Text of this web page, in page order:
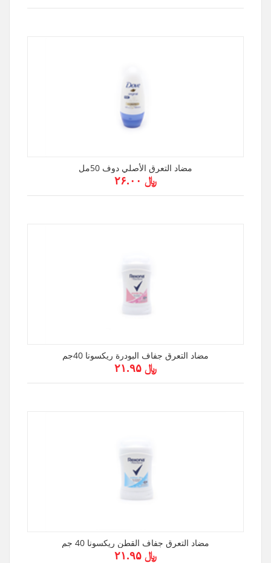
مضاد التعرق الأصلي دوف 50مل
﷼ ۲۶.۰۰
مضاد التعرق جفاف البودرة ريكسونا 40جم
﷼ ۲۱.۹۵
مضاد التعرق جفاف القطن ريكسونا 40 جم
﷼ ۲۱.۹۵